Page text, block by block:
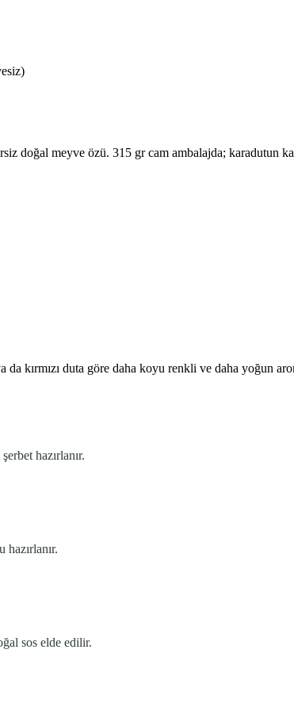
doğal meyve özü. 315 gr cam ambalajda; karadutun
kırmızı duta göre daha koyu renkli ve daha yoğun
hazırlanır.
hazırlanır.
sos elde edilir.